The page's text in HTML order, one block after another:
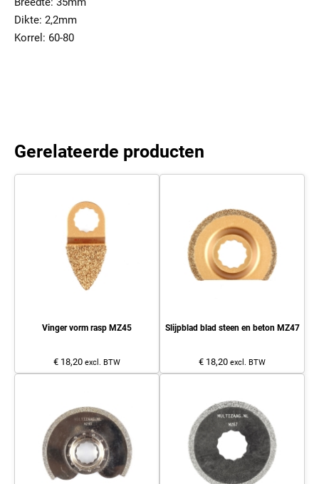
Dikte: 2,2mm
Korrel: 60-80
Gerelateerde producten
Vinger vorm rasp MZ45
€ 18,20 excl. BTW
Slijpblad blad steen en beton MZ47
€ 18,20 excl. BTW